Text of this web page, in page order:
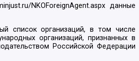
NKOForeignAgent.aspxданные
список организаций, в том числе
организаций, признанных в
Российской Федерации